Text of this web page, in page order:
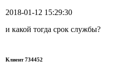
2018-01-12 15:29:30
и какой тогда срок службы?
Клиент 734452